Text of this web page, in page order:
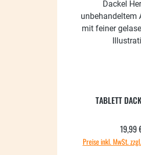
TABLETT
19,99
Preise inkl. MwSt.